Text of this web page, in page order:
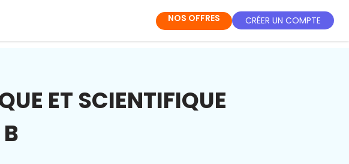
NOS OFFRES CRÉER UN COMPTE
ET SCIENTIFIQUE